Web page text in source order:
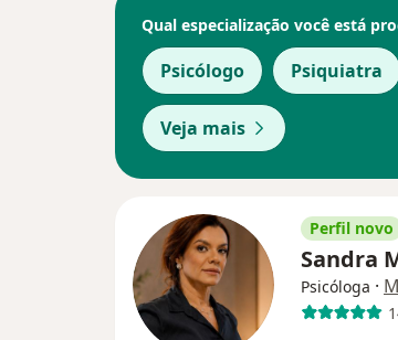
Qual especialização você está
Psicólogo Psiquiatra
Veja mais
Perfil novo
Sandra
Psicóloga ·